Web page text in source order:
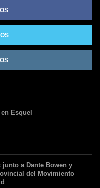
Esquel
a Dante Bowen y
del Movimiento